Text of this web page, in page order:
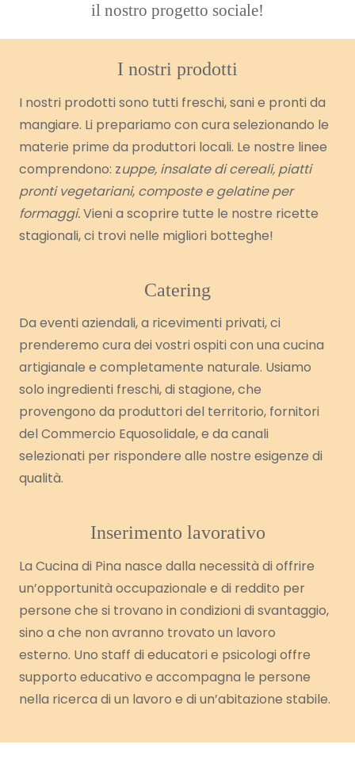
il nostro progetto sociale!
I nostri prodotti
I nostri prodotti sono tutti freschi, sani e pronti da
mangiare. Li prepariamo con cura selezionando le
materie prime da produttori locali. Le nostre linee
comprendono: zuppe, insalate di cereali, piatti
pronti vegetariani, composte e gelatine per
formaggi.Vieni a scoprire tutte le nostre ricette
stagionali, ci trovi nelle migliori botteghe!
Catering
Da eventi aziendali, a ricevimenti privati, ci
prenderemo cura dei vostri ospiti con una cucina
artigianale e completamente naturale. Usiamo
solo ingredienti freschi, di stagione, che
provengono da produttori del territorio, fornitori
del Commercio Equosolidale, e da canali
selezionati per rispondere alle nostre esigenze di
qualità.
Inserimento lavorativo
La Cucina di Pina nasce dalla necessità di offrire
un’opportunità occupazionale e di reddito per
persone che si trovano in condizioni di svantaggio,
sino a che non avranno trovato un lavoro
esterno. Uno staff di educatori e psicologi offre
supporto educativo e accompagna le persone
nella ricerca di un lavoro e di un’abitazione stabile.